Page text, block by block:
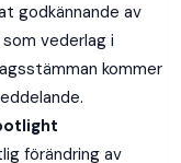
godkännande av
vederlag i
kommer
förändring av